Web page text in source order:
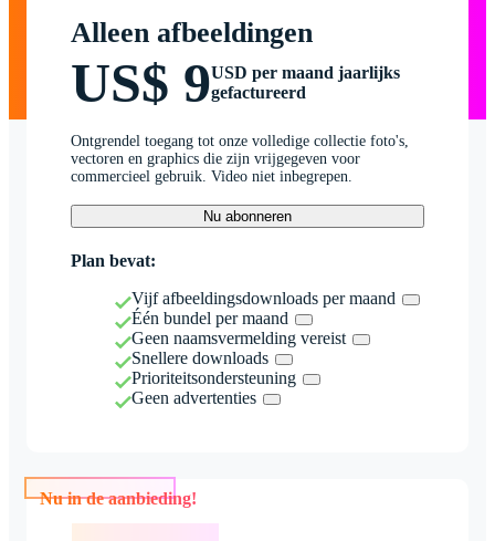
Alleen afbeeldingen
US$ 9USD per maand jaarlijks
gefactureerd
Ontgrendel toegang tot onze volledige collectie foto's,
vectoren en graphics die zijn vrijgegeven voor
commercieel gebruik. Video niet inbegrepen.
Nu abonneren
Plan bevat:
Vijf afbeeldingsdownloads per maand
Één bundel per maand
Geen naamsvermelding vereist
Snellere downloads
Prioriteitsondersteuning
Geen advertenties
Nu in de aanbieding!